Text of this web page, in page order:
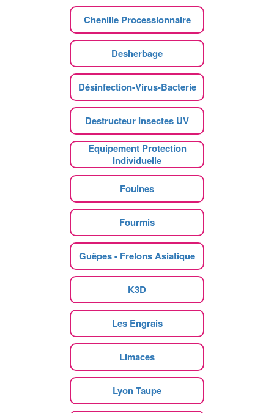
Chenille Processionnaire
Desherbage
Désinfection-Virus-Bacterie
Destructeur Insectes UV
Equipement Protection
Individuelle
Fouines
Fourmis
Guêpes - Frelons Asiatique
K3D
Les Engrais
Limaces
Lyon Taupe